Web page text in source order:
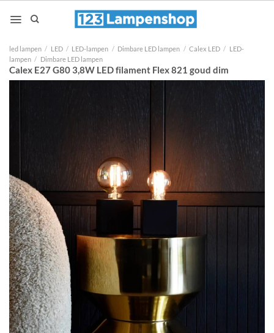
naar
led lampen / LED / LED-lampen / Dimbare LED lampen / Calex LED / LED-
lampen / Dimbare LED lampen
Calex E27 G80 3,8W LED filament Flex 821 goud dim